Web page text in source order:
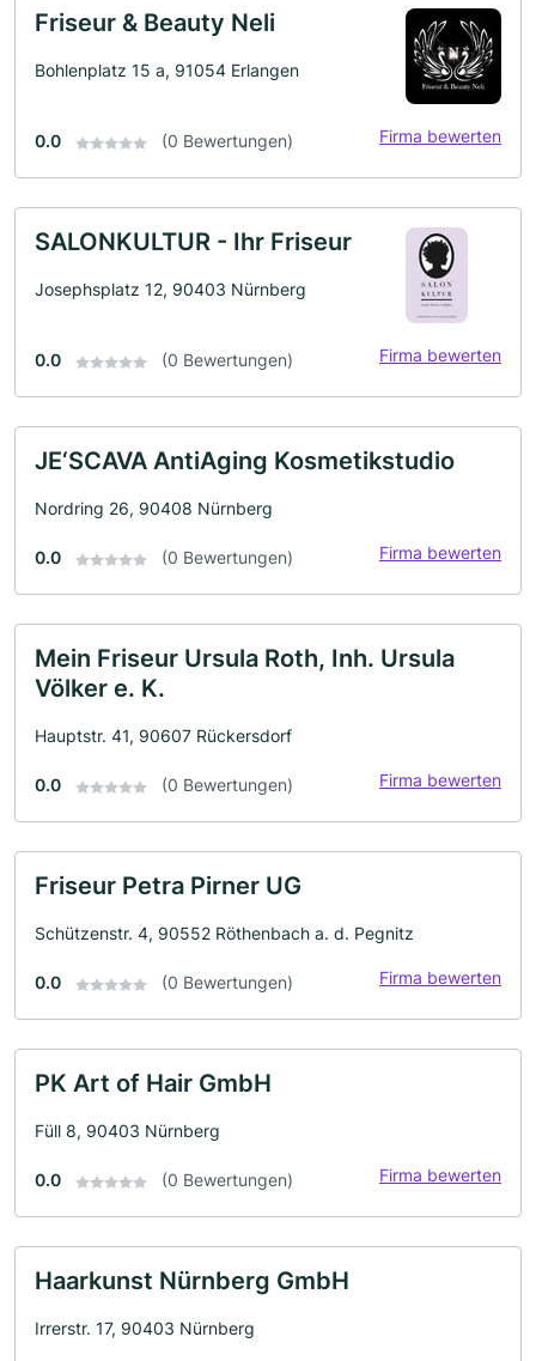
Friseur & Beauty Neli
Bohlenplatz 15 a, 91054 Erlangen
0.0 (0 Bewertungen) Firma bewerten
SALONKULTUR - Ihr Friseur
Josephsplatz 12, 90403 Nürnberg
0.0 (0 Bewertungen) Firma bewerten
JE‘SCAVA AntiAging Kosmetikstudio
Nordring 26, 90408 Nürnberg
0.0 (0 Bewertungen) Firma bewerten
Mein Friseur Ursula Roth, Inh. Ursula
Völker e. K.
Hauptstr. 41, 90607 Rückersdorf
0.0 (0 Bewertungen) Firma bewerten
Friseur Petra Pirner UG
Schützenstr. 4, 90552 Röthenbach a. d. Pegnitz
0.0 (0 Bewertungen) Firma bewerten
PK Art of Hair GmbH
Füll 8, 90403 Nürnberg
0.0 (0 Bewertungen) Firma bewerten
Haarkunst Nürnberg GmbH
Irrerstr. 17, 90403 Nürnberg